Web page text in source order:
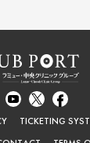
TICKETING